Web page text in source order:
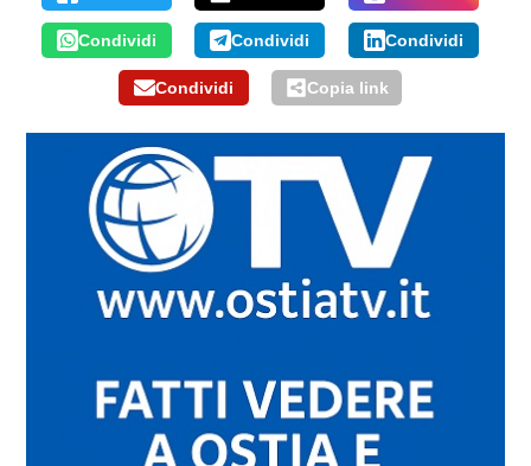
Condividi Condividi Condividi
Condividi Copia link